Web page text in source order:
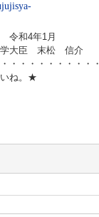
月
信介
・・・・・・・・・
いね。★